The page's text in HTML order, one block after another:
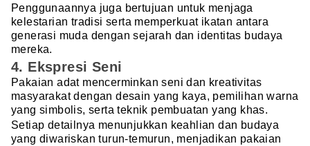
Penggunaannya juga bertujuan untuk menjaga
kelestarian tradisi serta memperkuat ikatan antara
generasi muda dengan sejarah dan identitas budaya
mereka.
4. Ekspresi Seni
Pakaian adat mencerminkan seni dan kreativitas
masyarakat dengan desain yang kaya, pemilihan warna
yang simbolis, serta teknik pembuatan yang khas.
Setiap detailnya menunjukkan keahlian dan budaya
yang diwariskan turun-temurun, menjadikan pakaian